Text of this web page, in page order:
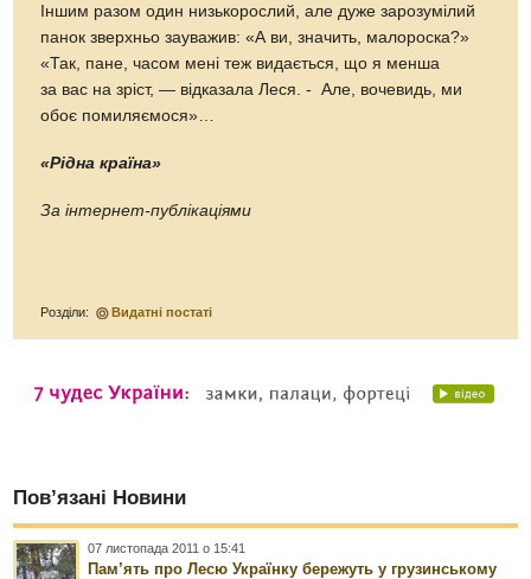
Іншим разом один низькорослий, але дуже зарозумілий
панок зверхньо зауважив: «А ви, значить, малороска?»
«Так, пане, часом мені теж видається, що я менша
за вас на зріст, — відказала Леся. - Але, вочевидь, ми
обоє помиляємося»…
«Рідна країна»
За інтернет-публікаціями
Розділи: Видатні постаті
Пов’язані Новини
07 листопада 2011 о 15:41
Пам’ять про Лесю Українку бережуть у грузинському